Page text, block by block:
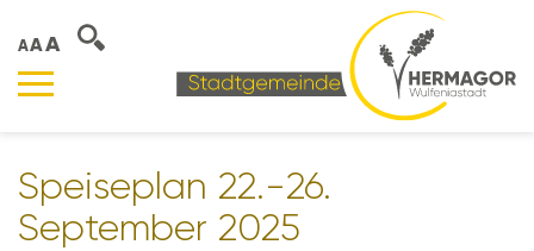
AAA
Spei­se­plan 22.-26.
September 2025